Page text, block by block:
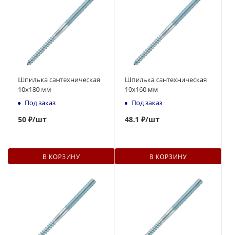
Шпилька сантехническая
10x180 мм
Под заказ
50 ₽/шт
В КОРЗИНУ
Шпилька сантехническая
10x160 мм
Под заказ
48.1 ₽/шт
В КОРЗИНУ